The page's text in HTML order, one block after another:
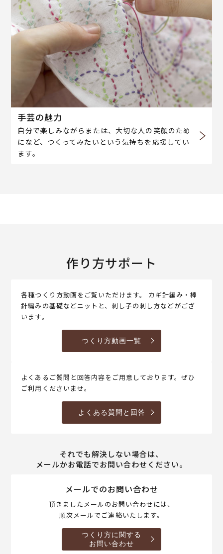
手芸の魅力
自分で楽しみながらまたは、大切な人の笑顔のため
になど、つくってみたいという気持ちを応援してい
ます。
作り方サポート
各種つくり方動画をご覧いただけます。 カギ針編み・棒
針編みの基礎などニットと、刺し子の刺し方などがござ
います。
つくり方動画一覧
よくあるご質問と回答内容をご用意しております。ぜひ
ご利用くださいませ。
よくある質問と回答
それでも解決しない場合は、
メールかお電話でお問い合わせください。
メールでのお問い合わせ
頂きましたメールのお問い合わせには、
順次メールでご連絡いたします。
つくり方に関する
お問い合わせ